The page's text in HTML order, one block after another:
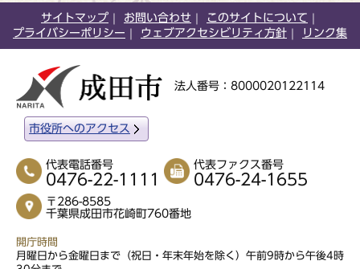
サイトマップ お問い合わせ
このサイトについて
プライバシーポリシー
ウェブアクセシビリティ方針 リンク集
法人番号：8000020122114
市役所へのアクセス
代表電話番号
0476-22-1111
代表ファクス番号
0476-24-1655
〒286-8585
千葉県成田市花崎町760番地
開庁時間
月曜日から金曜日まで（祝日・年末年始を除く）午前9時から午後4時